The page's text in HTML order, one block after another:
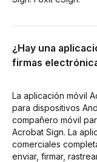
¿Hay una
firmas
La aplicación móvil
para dispositivos
compañero móvil
Acrobat Sign. La
comerciales
enviar, firmar,